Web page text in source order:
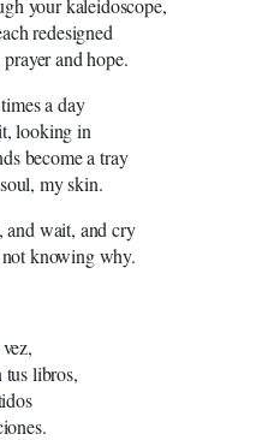
your kaleidoscope,
redesigned
and hope.
a day
looking in
become a tray
my skin.
and wait, and cry
knowing why.
tus libros,